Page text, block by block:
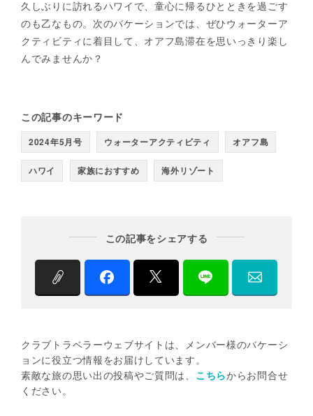
久しぶりに訪れるハワイで、童心に帰るひとときを過ごす
のも乙なもの。次のバケーションでは、ぜひウォーターア
クティビティに着目して、オアフ島滞在を思いっきり楽し
んでみませんか？
この記事のキーワード
2024年5月号 ウォーターアクティビティ オアフ島
ハワイ 家族におすすめ 海外リゾート
この記事をシェアする
クラブトラベラーウェブサイトは、メンバー様のバケーシ
ョンに役立つ情報をお届けしています。
素敵な旅の思い出の投稿やご質問は、 こちらからお問合せ
ください。